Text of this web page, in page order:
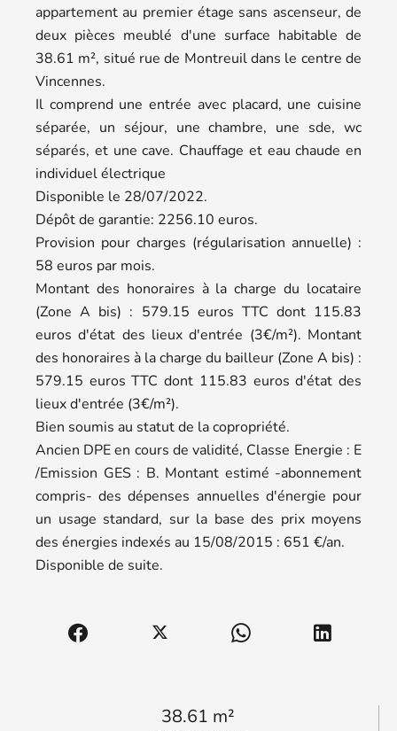
38.61 m²
appartement au premier étage sans ascenseur, de
deux pièces meublé d'une surface habitable de
38.61 m², situé rue de Montreuil dans le centre de
Vincennes.
Il comprend une entrée avec placard, une cuisine
séparée, un séjour, une chambre, une sde, wc
séparés, et une cave. Chauffage et eau chaude en
individuel électrique
Disponible le 28/07/2022.
Dépôt de garantie: 2256.10 euros.
Provision pour charges (régularisation annuelle) :
58 euros par mois.
Montant des honoraires à la charge du locataire
(Zone A bis) : 579.15 euros TTC dont 115.83
euros d'état des lieux d'entrée (3€/m²). Montant
des honoraires à la charge du bailleur (Zone A bis) :
579.15 euros TTC dont 115.83 euros d'état des
lieux d'entrée (3€/m²).
Bien soumis au statut de la copropriété.
Ancien DPE en cours de validité, Classe Energie : E
/Emission GES : B. Montant estimé -abonnement
compris- des dépenses annuelles d'énergie pour
un usage standard, sur la base des prix moyens
des énergies indexés au 15/08/2015 : 651 €/an.
Disponible de suite.